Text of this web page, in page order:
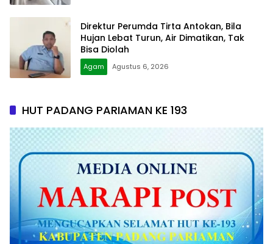
Direktur Perumda Tirta Antokan, Bila
Hujan Lebat Turun, Air Dimatikan, Tak
Bisa Diolah
Agam Agustus 6, 2026
HUT PADANG PARIAMAN KE 193